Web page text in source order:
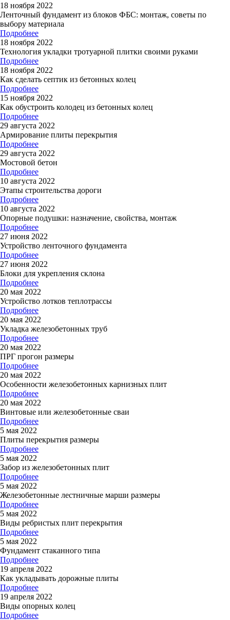
18 ноября 2022
Ленточный фундамент из блоков ФБС: монтаж, советы по
выбору материала
Подробнее
18 ноября 2022
Технология укладки тротуарной плитки своими руками
Подробнее
18 ноября 2022
Как сделать септик из бетонных колец
Подробнее
15 ноября 2022
Как обустроить колодец из бетонных колец
Подробнее
29 августа 2022
Армирование плиты перекрытия
Подробнее
29 августа 2022
Мостовой бетон
Подробнее
10 августа 2022
Этапы строительства дороги
Подробнее
10 августа 2022
Опорные подушки: назначение, свойства, монтаж
Подробнее
27 июня 2022
Устройство ленточного фундамента
Подробнее
27 июня 2022
Блоки для укрепления склона
Подробнее
20 мая 2022
Устройство лотков теплотрассы
Подробнее
20 мая 2022
Укладка железобетонных труб
Подробнее
20 мая 2022
ПРГ прогон размеры
Подробнее
20 мая 2022
Особенности железобетонных карнизных плит
Подробнее
20 мая 2022
Винтовые или железобетонные сваи
Подробнее
5 мая 2022
Плиты перекрытия размеры
Подробнее
5 мая 2022
Забор из железобетонных плит
Подробнее
5 мая 2022
Железобетонные лестничные марши размеры
Подробнее
5 мая 2022
Виды ребристых плит перекрытия
Подробнее
5 мая 2022
Фундамент стаканного типа
Подробнее
19 апреля 2022
Как укладывать дорожные плиты
Подробнее
19 апреля 2022
Виды опорных колец
Подробнее